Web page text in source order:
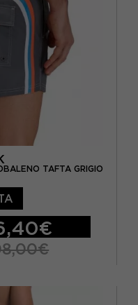
TAFTA GRIGIO